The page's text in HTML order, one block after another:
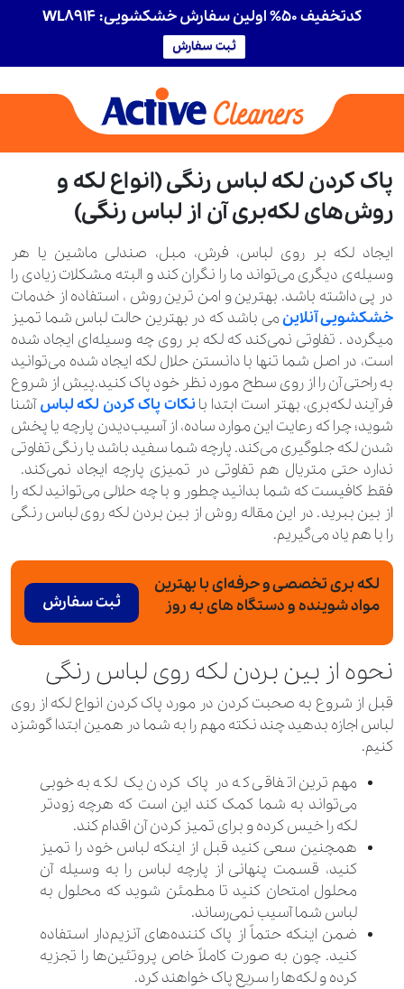
کدتخفیف 50% اولین سفارش خشکشویی: WL8914
ثبت سفارش
پاک کردن لکه لباس رنگی (انواع لکه و
روش‌های لکه‌بری آن از لباس رنگی)
ایجاد لکه بر روی لباس، فرش، مبل، صندلی ماشین یا هر
وسیله‌ی دیگری می‌تواند ما را نگران کند و البته مشکلات زیادی را
در پی داشته باشد. بهترین و امن ترین روش ، استفاده از خدمات
خشکشویی آنلاین می باشد که در بهترین حالت لباس شما تمیز
میگردد . تفاوتی نمی‌کند که لکه بر روی چه وسیله‌ای ایجاد شده
است، در اصل شما تنها با دانستن حلال لکه ایجاد شده می‌توانید
به راحتی آن را از روی سطح مورد نظر خود پاک کنید.پیش از شروع
فرآیند لکه‌بری، بهتر است ابتدا بانکات پاک کردن لکه لباسآشنا
شوید؛ چرا که رعایت این موارد ساده، از آسیب‌دیدن پارچه یا پخش
شدن لکه جلوگیری می‌کند. پارچه شما سفید باشد یا رنگی تفاوتی
ندارد حتی متریال هم تفاوتی در تمیزی پارچه ایجاد نمی‌کند.
فقط کافیست که شما بدانید چطور و با چه حلالی می‌توانید لکه را
از بین ببرید. در این مقاله روش از بین بردن لکه روی لباس رنگی
را با هم یاد می‌گیریم.
لکه‌‍ بری تخصصی و حرفه‌ای با بهترین
مواد شوینده و دستگاه های به روز
ثبت سفارش
نحوه از بین بردن لکه روی لباس رنگی
قبل از شروع به صحبت کردن در مورد پاک کردن انواع لکه از روی
لباس اجازه بدهید چند نکته مهم را به شما در همین ابتدا گوشزد
کنیم.
مهم‌ترین اتفاقی که در پاک کردن یک لکه به خوبی
می‌تواند به شما کمک کند این است که هرچه زودتر
لکه را خیس کرده و برای تمیز کردن آن اقدام کند.
همچنین سعی کنید قبل از اینکه لباس خود را تمیز
کنید، قسمت پنهانی از پارچه لباس را به وسیله آن
محلول امتحان کنید تا مطمئن شوید که محلول به
لباس شما آسیب نمی‌رساند.
ضمن اینکه حتماً از پاک کننده‌های آنزیم‌دار استفاده
کنید. چون به صورت کاملاً خاص پروتئین‌ها را تجزیه
کرده و لکه‌ها را سریع پاک خواهند کرد.